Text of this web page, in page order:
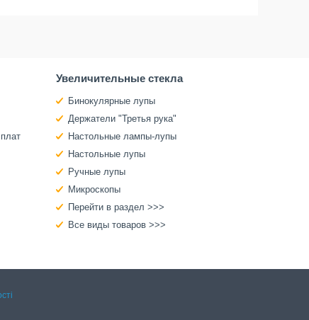
Увеличительные стекла
Бинокулярные лупы
Держатели "Третья рука"
Настольные лампы-лупы
Настольные лупы
Ручные лупы
Микроскопы
Перейти в раздел >>>
Все виды товаров >>>